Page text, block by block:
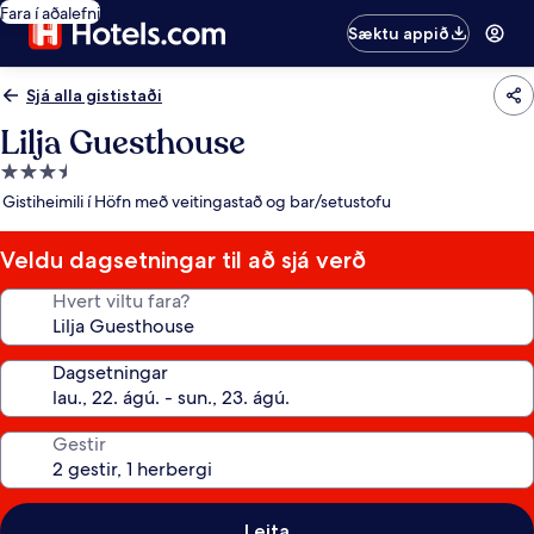
Fara í aðalefni
Sæktu appið
Sjá alla gististaði
Lilja Guesthouse
3.5
stjörnu
Gistiheimili í Höfn með veitingastað og bar/setustofu
Veldu dagsetningar til að sjá verð
Hvert viltu fara?
Dagsetningar
Gestir